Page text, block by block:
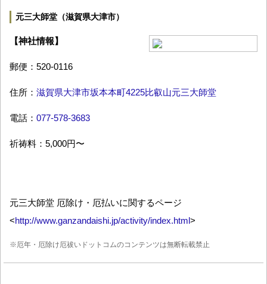
元三大師堂（滋賀県大津市）
【神社情報】
郵便：520-0116
住所： 滋賀県大津市坂本本町4225比叡山元三大師堂
電話： 077-578-3683
祈祷料：5,000円〜
元三大師堂 厄除け・厄払いに関するページ
<http://www.ganzandaishi.jp/activity/index.html>
※厄年・厄除け厄祓いドットコムのコンテンツは無断転載禁止